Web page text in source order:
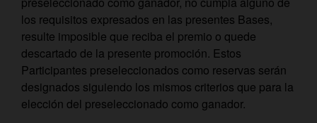
los requisitos expresados en las presentes Bases,
resulte imposible que reciba el premio o quede
descartado de la presente promoción. Estos
Participantes preseleccionados como reservas serán
designados siguiendo los mismos criterios que para la
elección del preseleccionado como ganador.